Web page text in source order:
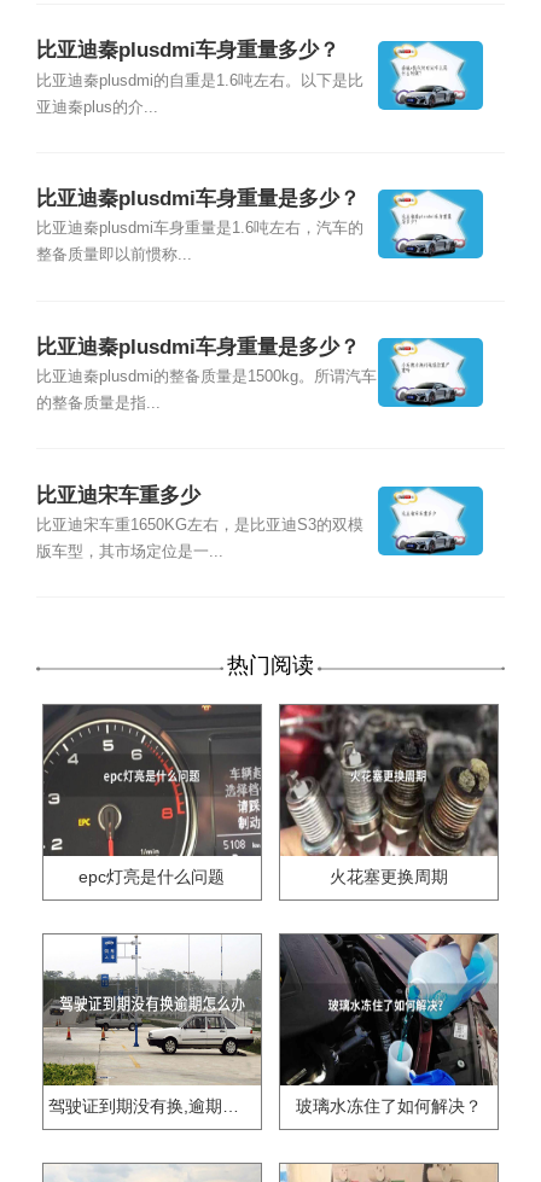
比亚迪秦plusdmi车身重量多少？
比亚迪秦plusdmi的自重是1.6吨左右。以下是比
亚迪秦plus的介...
比亚迪秦plusdmi车身重量是多少？
比亚迪秦plusdmi车身重量是1.6吨左右，汽车的
整备质量即以前惯称...
比亚迪秦plusdmi车身重量是多少？
比亚迪秦plusdmi的整备质量是1500kg。所谓汽车
的整备质量是指...
比亚迪宋车重多少
比亚迪宋车重1650KG左右，是比亚迪S3的双模
版车型，其市场定位是一...
热门阅读
epc灯亮是什么问题 火花塞更换周期
驾驶证到期没有换,逾期怎么办?? 玻璃水冻住了如何解决？